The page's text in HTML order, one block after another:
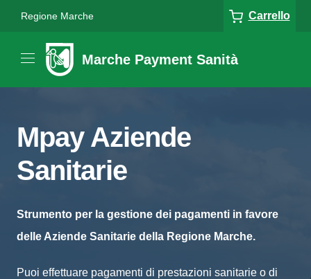
Regione Marche Carrello
Marche Payment Sanità
Mpay Aziende
Sanitarie
Strumento per la gestione dei pagamenti in favore
delle Aziende Sanitarie della Regione Marche.
Puoi effettuare pagamenti di prestazioni sanitarie o di